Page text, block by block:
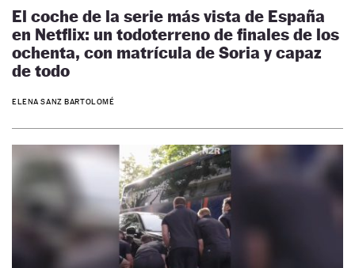
El coche de la serie más vista de España
en Netflix: un todoterreno de finales de los
ochenta, con matrícula de Soria y capaz
de todo
ELENA SANZ BARTOLOMÉ